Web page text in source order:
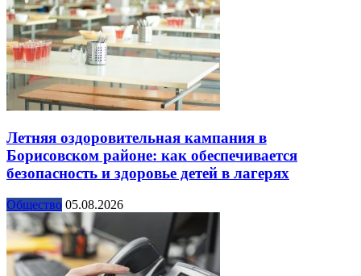
Летняя оздоровительная кампания в
Борисовском районе: как обеспечивается
безопасность и здоровье детей в лагерях
Общество 05.08.2026